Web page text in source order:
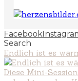
Facebook
Search
Endlich ist es